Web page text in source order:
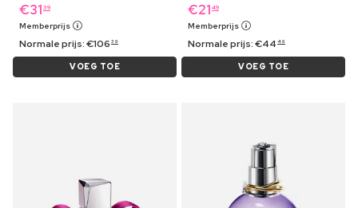
€31 39
Memberprijs
Normale prijs:€106 39
VOEG TOE
€21 49
Memberprijs
Normale prijs:€44 49
VOEG TOE